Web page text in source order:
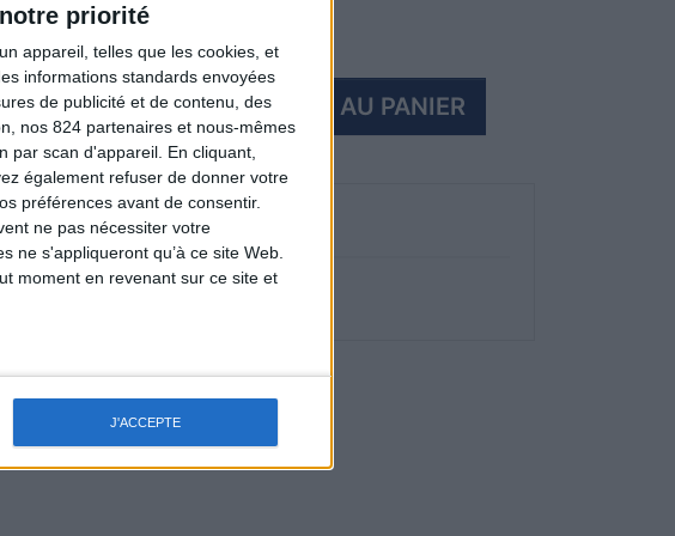
priorité
appareil, telles que les cookies, et
informations standards envoyées
de publicité et de contenu, des
nos 824 partenaires et nous-mêmes
par scan d'appareil. En cliquant,
également refuser de donner votre
préférences avant de consentir.
ne pas nécessiter votre
ne s'appliqueront qu’à ce site Web.
moment en revenant sur ce site et
J'ACCEPTE
- +  AJOUTER AU PANIER
en stock
Détails du produit
Colo-0125_S